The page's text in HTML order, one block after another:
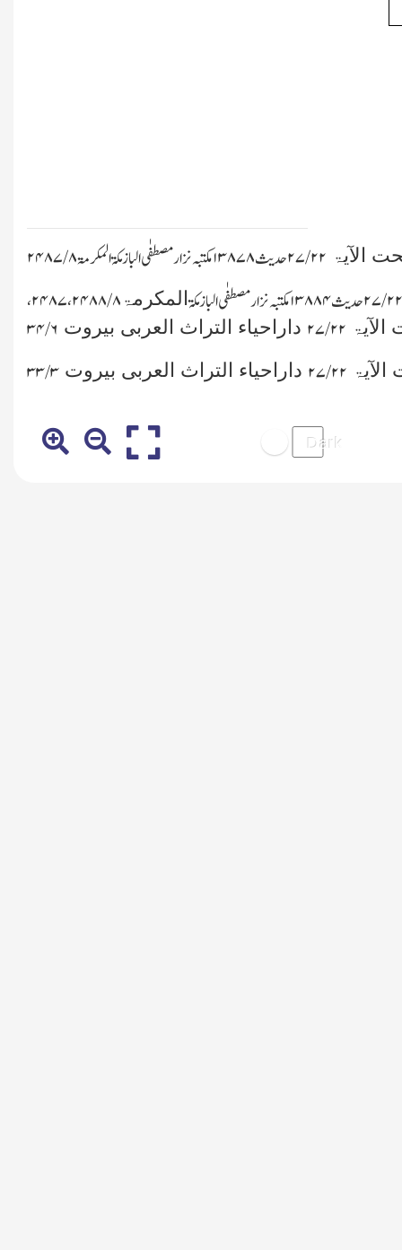
الآیۃ ۲۲/ ۲۷ حدیث ۱۳۸۷۸ مکتبہ نزارمصطفٰی الباز مکۃ المکرمۃ ۲۴۸۷/۸
۲۲/ ۲۷ حدیث۴ ۱۳۸۸مکتبہ نزارمصطفٰی البازمکۃ المکرمۃ ۲۴۸۷،۲۴۸۸/۸،
۲۲/ ۲۷ داراحیاء التراث العربی بیروت ۳۴/۶
۲۲/ ۲۷ داراحیاء التراث العربی بیروت ۳۳/۳